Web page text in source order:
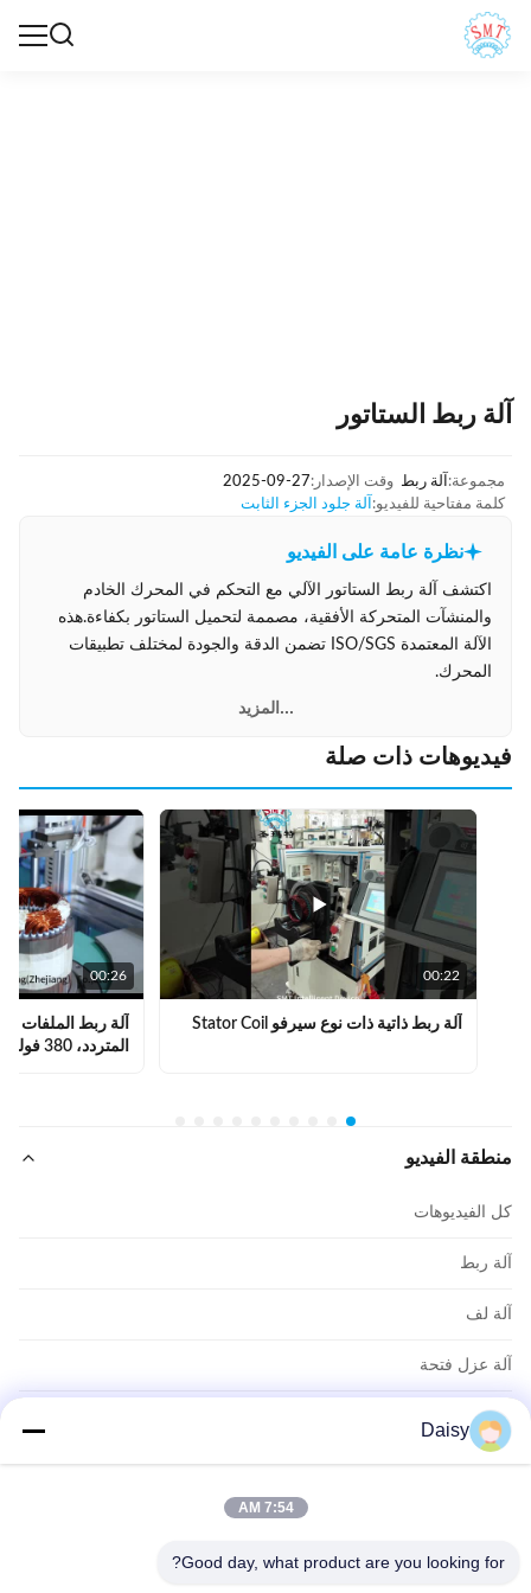
آلة ربط الستاتور
مجموعة: آلة ربط وقت الإصدار:2025-09-27
كلمة مفتاحية للفيديو: آلة جلود الجزء الثابت
نظرة عامة على الفيديو
اكتشف آلة ربط الستاتور الآلي مع التحكم في المحرك الخادم
والمنشآت المتحركة الأفقية، مصممة لتحميل الستاتور بكفاءة.هذه
الآلة المعتمدة ISO/SGS تضمن الدقة والجودة لمختلف تطبيقات
المحرك.
...المزيد
فيديوهات ذات صلة
00:22
آلة ربط ذاتية ذات نوع سيرفو Stator Coil
00:26
آلة ربط الملفات
منطقة الفيديو
كل الفيديوهات
آلة ربط
آلة لف
آلة عزل فتحة
آلة إدخال الملفوف
آلة تشكيل اللفائف
Daisy
7:54 AM
Good day, what product are you looking for?